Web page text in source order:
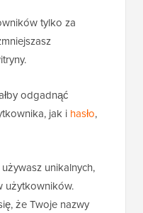
tylko za
odgadnąć
jak i hasło,
unikalnych,
użytkowników.
że Twoje nazwy